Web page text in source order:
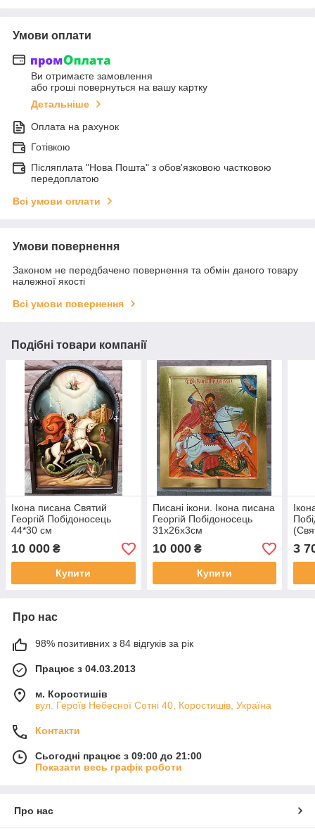
Умови оплати
Ви отримаєте замовлення
або гроші повернуться на вашу картку
Детальніше
Оплата на рахунок
Готівкою
Післяплата "Нова Пошта" з обов'язковою частковою
передоплатою
Всі умови оплати
Умови повернення
Законом не передбачено повернення та обмін даного товару
належної якості
Всі умови повернення
Подібні товари компанії
Ікона писана Святий
Георгій Побідоносець
44*30 см
10 000 ₴
Купити
Писані ікони. Ікона писана
Георгій Побідоносець
31х26х3см
10 000₴
Купити
3
Про нас
98% позитивних з 84 відгуків за рік
Працює з 04.03.2013
м. Коростишів
вул. Героїв Небесної Сотні 40, Коростишів, Україна
Контакти
Сьогодні працює з 09:00 до 21:00
Показати весь графік роботи
Про нас